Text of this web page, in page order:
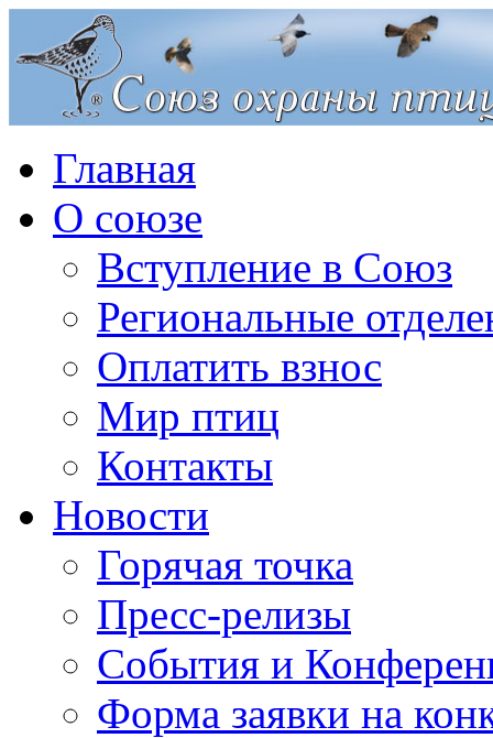
Главная
О союзе
Вступление в Союз
Региональные
Оплатить взнос
Мир птиц
Контакты
Новости
Горячая точка
Пресс-релизы
События и
Форма заявки на